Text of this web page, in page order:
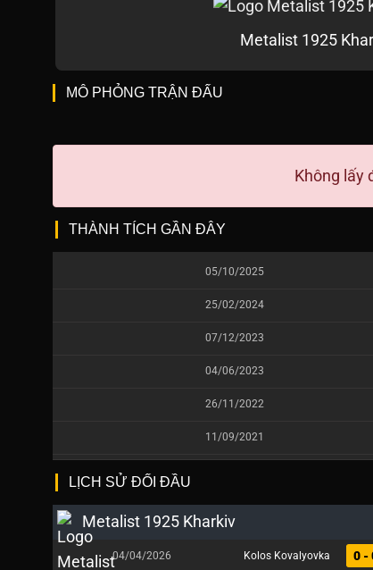
Metalist 1925
MÔ PHỎNG TRẬN ĐẤU
Không lấy
THÀNH TÍCH GẦN ĐÂY
05/10/2025
25/02/2024
07/12/2023
04/06/2023
26/11/2022
11/09/2021
LỊCH SỬ ĐỐI ĐẦU
Metalist 1925 Kharkiv
04/04/2026 Kolos Kovalyovka 0 -